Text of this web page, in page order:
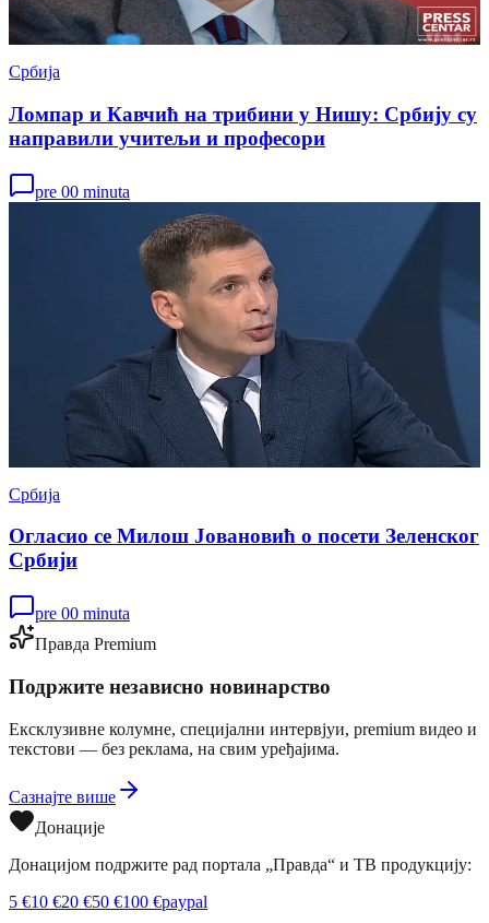
Србија
Ломпар и Кавчић на трибини у Нишу: Србију су
направили учитељи и професори
pre 00 minuta
Србија
Огласио се Милош Јовановић о посети Зеленског
Србији
pre 00 minuta
Правда Premium
Подржите независно новинарство
Ексклузивне колумне, специјални интервјуи, premium видео и
текстови — без реклама, на свим уређајима.
Сазнајте више
Донације
Донацијом подржите рад портала „Правда“ и ТВ продукцију:
5 €10 €20 €50 €100 €paypal